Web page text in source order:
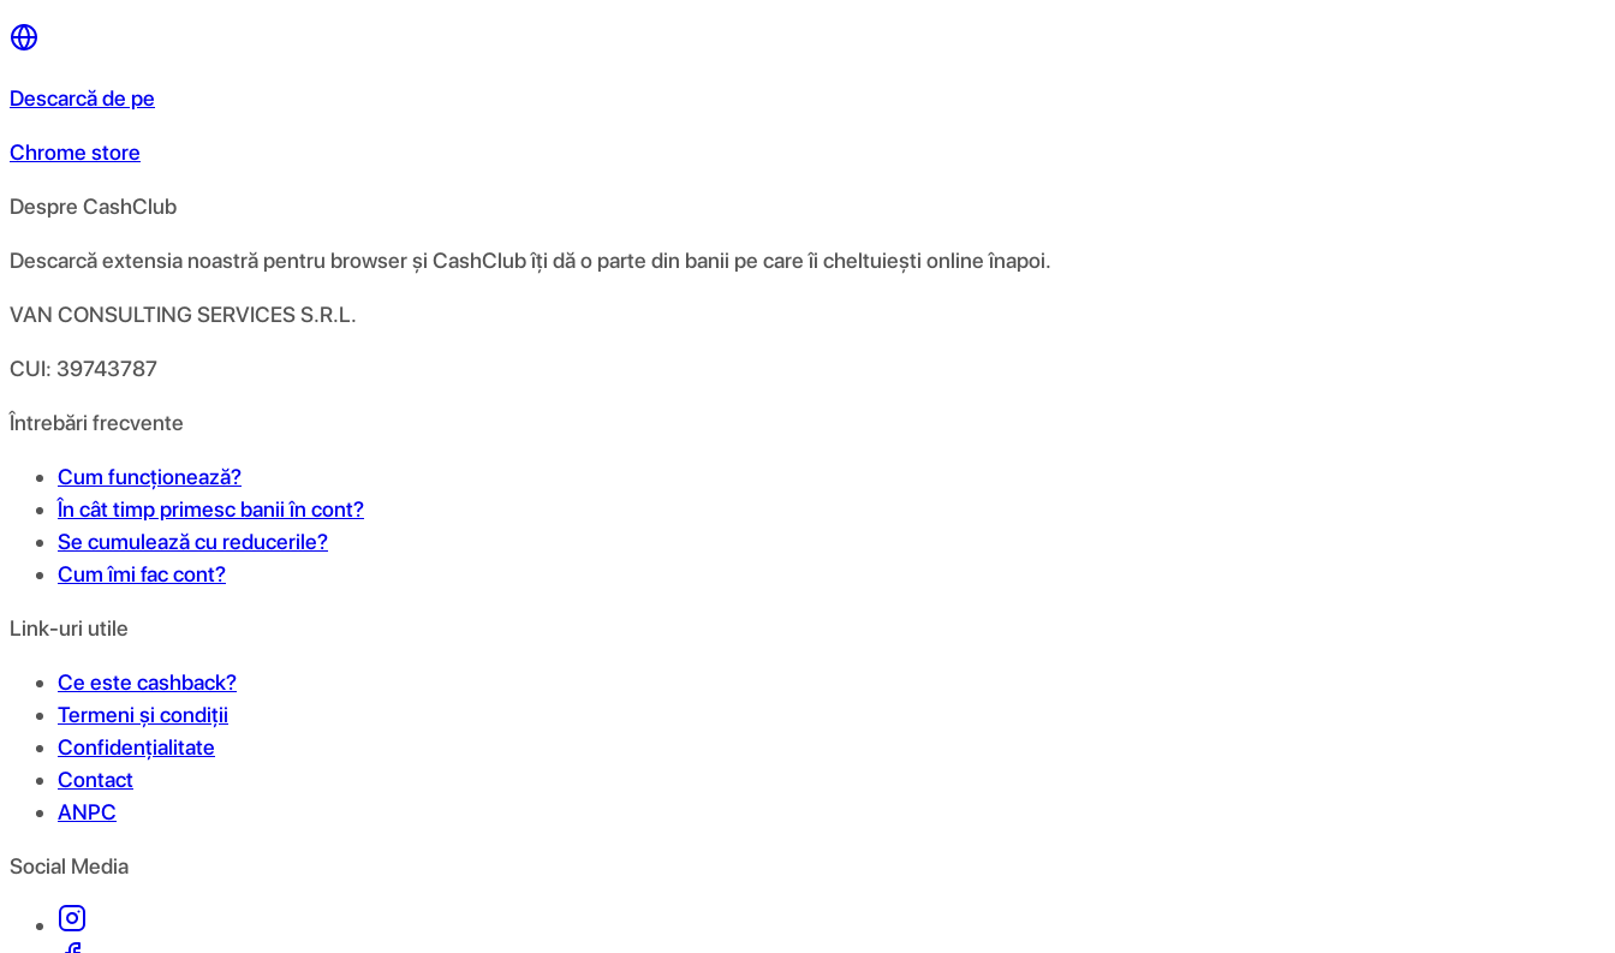
Descarcă de pe
Chrome store
Despre CashClub
Descarcă extensia noastră pentru browser și CashClub îți dă o parte din banii pe care îi cheltuiești online înapoi.
VAN CONSULTING SERVICES S.R.L.
CUI: 39743787
Întrebări frecvente
Cum funcționează?
În cât timp primesc banii în cont?
Se cumulează cu reducerile?
Cum îmi fac cont?
Link-uri utile
Ce este cashback?
Termeni și condiții
Confidențialitate
Contact
ANPC
Social Media